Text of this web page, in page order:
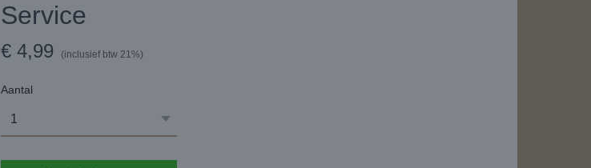
Service
€ 4,99 (inclusief btw 21%)
Aantal